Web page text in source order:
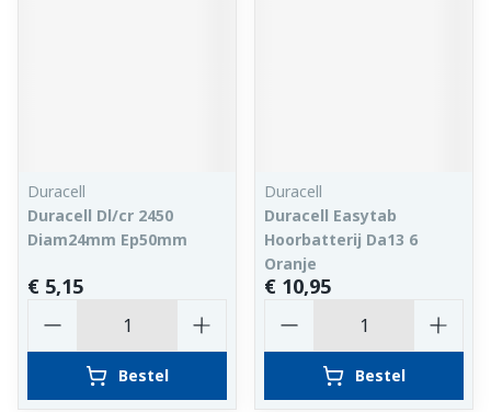
Duracell
Duracell Dl/cr 2450
Diam24mm Ep50mm
€ 5,15
Bestel
Duracell
Duracell Easytab
Hoorbatterij Da13 6
Oranje
€ 10,95
Bestel